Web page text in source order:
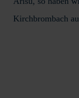
Kirchbrombach